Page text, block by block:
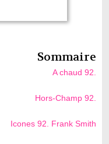
Sommaire
A chaud 92.
Hors-Champ 92.
Icones 92. Frank Smith